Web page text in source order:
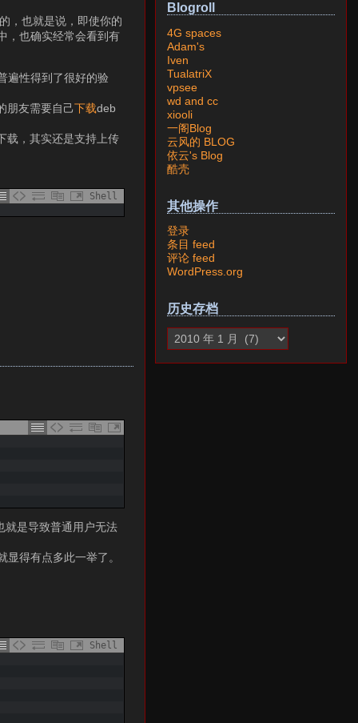
，也就是说，即使你的
，也确实经常会看到有
遍性得到了很好的验
朋友需要自己下载deb
载，其实还是支持上传
Shell
就是导致普通用户无法
得有点多此一举了。
Shell
Blogroll
4G spaces
Adam's
Iven
TualatriX
vpsee
wd and cc
xiooli
一阁Blog
云风的 BLOG
依云's Blog
酷壳
其他操作
登录
条目 feed
评论 feed
WordPress.org
历史存档